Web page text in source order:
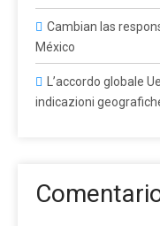
Cambian las
México
L’accordo globale
indicazioni